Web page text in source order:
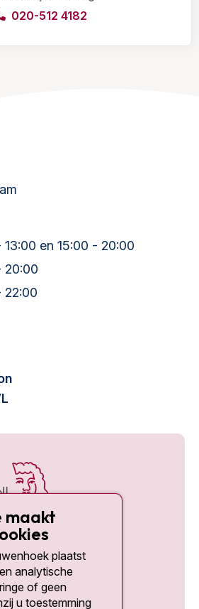
020-512 4182
13:00 en 15:00 - 20:00
20:00
22:00
maakt
plaatst
analytische
of geen
u toestemming